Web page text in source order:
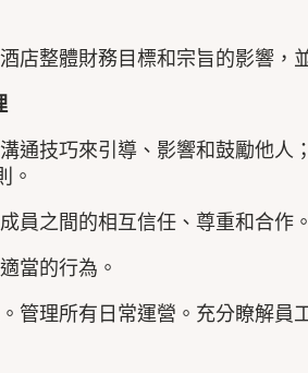
店整體財務目標和宗旨的影響，
通技巧來引導、影響和鼓勵他
。
員之間的相互信任、尊重和合作。
當的行為。
管理所有日常運營。充分瞭解員